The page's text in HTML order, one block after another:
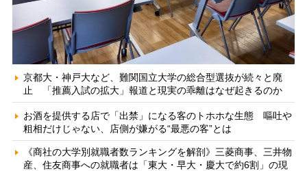
京都大・神戸大など、難関国立大学の総合型選抜が続々と廃
止 「推薦入試の拡大」報道と現実の乖離はなぜ起きるのか
お酒を提供する店で「出禁」になる客のトホホな生態 嘔吐や
粗相だけじゃない、店側が嫌がる“最悪の客”とは
《商社の大学別就職者数ランキングを解剖》三菱商事、三井物
産、住友商事への就職者は「東大・早大・慶大で約6割」の現